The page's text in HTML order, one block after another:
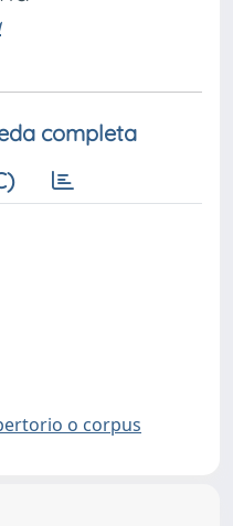
completa
o corpus